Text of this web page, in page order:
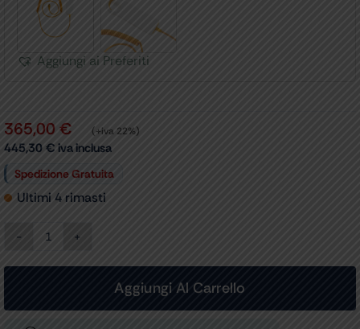
Aggiungi ai Preferiti
365,00 € (+iva 22%)
445,30 € iva inclusa
Spedizione Gratuita
Ultimi 4 rimasti
MIR
con
cod
Aggiungi Al Carrello